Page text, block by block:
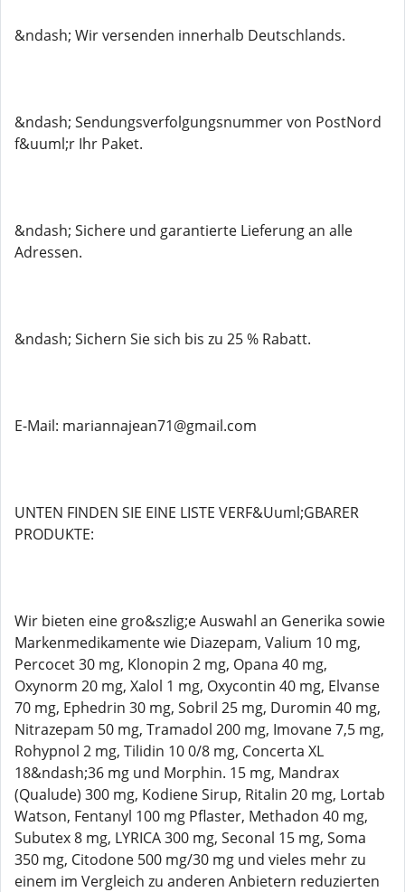
&ndash; Wir versenden innerhalb Deutschlands.
&ndash; Sendungsverfolgungsnummer von PostNord
f&uuml;r Ihr Paket.
&ndash; Sichere und garantierte Lieferung an alle
Adressen.
&ndash; Sichern Sie sich bis zu 25 % Rabatt.
E-Mail: mariannajean71@gmail.com
UNTEN FINDEN SIE EINE LISTE VERF&Uuml;GBARER
PRODUKTE:
Wir bieten eine gro&szlig;e Auswahl an Generika sowie
Markenmedikamente wie Diazepam, Valium 10 mg,
Percocet 30 mg, Klonopin 2 mg, Opana 40 mg,
Oxynorm 20 mg, Xalol 1 mg, Oxycontin 40 mg, Elvanse
70 mg, Ephedrin 30 mg, Sobril 25 mg, Duromin 40 mg,
Nitrazepam 50 mg, Tramadol 200 mg, Imovane 7,5 mg,
Rohypnol 2 mg, Tilidin 10 0/8 mg, Concerta XL
18&ndash;36 mg und Morphin. 15 mg, Mandrax
(Qualude) 300 mg, Kodiene Sirup, Ritalin 20 mg, Lortab
Watson, Fentanyl 100 mg Pflaster, Methadon 40 mg,
Subutex 8 mg, LYRICA 300 mg, Seconal 15 mg, Soma
350 mg, Citodone 500 mg/30 mg und vieles mehr zu
einem im Vergleich zu anderen Anbietern reduzierten